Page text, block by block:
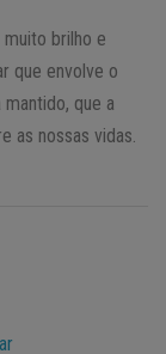
brilho e
que envolve o
que a
as nossas vidas.